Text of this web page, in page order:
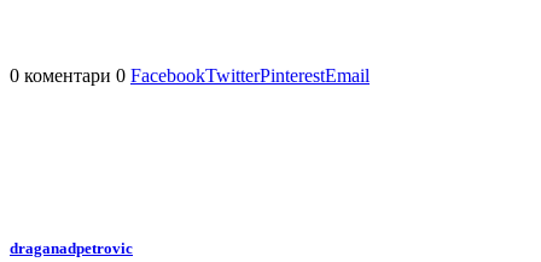
0 коментари 0 FacebookTwitterPinterestEmail
draganadpetrovic